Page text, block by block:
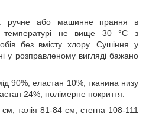
ручне або машинне прання в
температурі не вище 30 °C з
без вмісту хлору. Сушіння у
у розправленому вигляді бажано
90%, еластан 10%; тканина низу
24%; полімерне покриття.
талія 81-84 см, стегна 108-111